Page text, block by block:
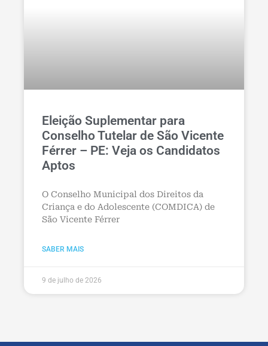
Eleição Suplementar para
Conselho Tutelar de São Vicente
Férrer – PE: Veja os Candidatos
Aptos
O Conselho Municipal dos Direitos da
Criança e do Adolescente (COMDICA) de
São Vicente Férrer
SABER MAIS
9 de julho de 2026